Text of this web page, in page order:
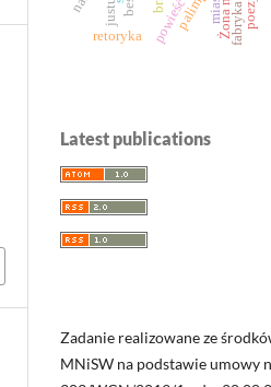
poezja
fabryka
retoryka
Latest publications
Zadanie realizowane ze
MNiSW na podstawie umowy